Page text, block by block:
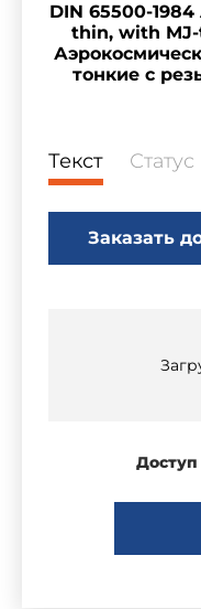
DIN 65500-
thin, with
тонкие с
Текст Статус
Заказать